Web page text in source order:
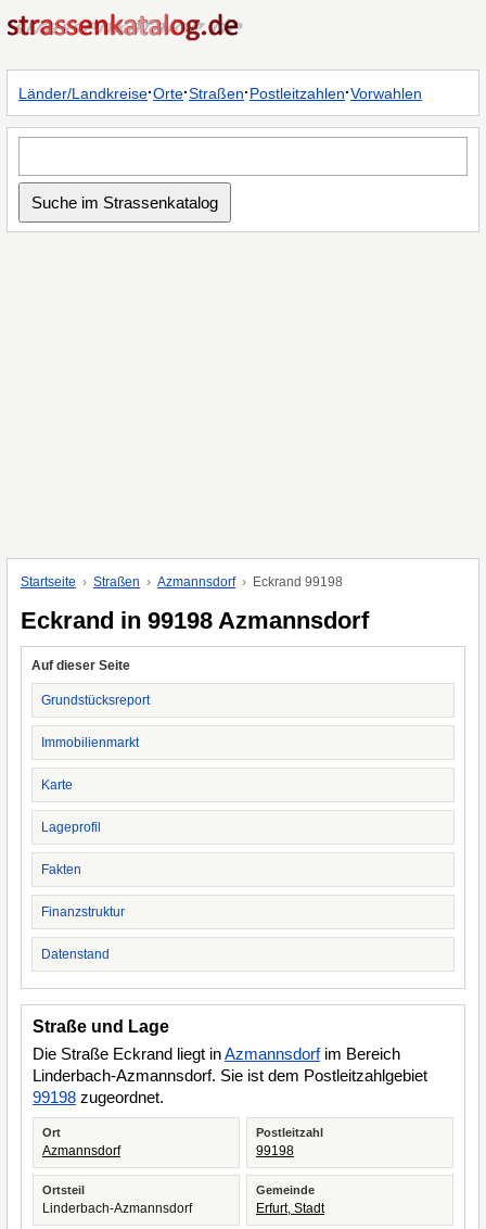
Länder/Landkreise·Orte·Straßen·Postleitzahlen·Vorwahlen
Startseite Straßen Azmannsdorf Eckrand 99198
Eckrand in 99198 Azmannsdorf
Auf dieser Seite
Grundstücksreport
Immobilienmarkt
Karte
Lageprofil
Fakten
Finanzstruktur
Datenstand
Straße und Lage
Die Straße Eckrand liegt inAzmannsdorfim Bereich
Linderbach-Azmannsdorf. Sie ist dem Postleitzahlgebiet
99198 zugeordnet.
Ort
Azmannsdorf
Postleitzahl
99198
Ortsteil
Linderbach-Azmannsdorf
Gemeinde
Erfurt, Stadt